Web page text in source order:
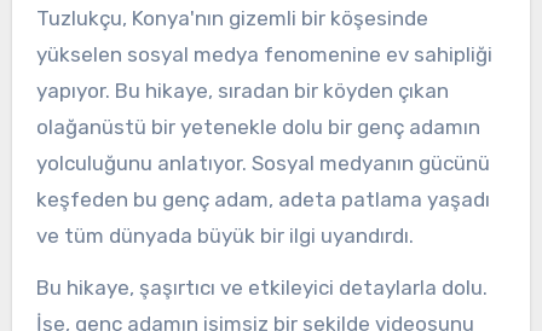
Tuzlukçu, Konya'nın gizemli bir köşesinde
yükselen sosyal medya fenomenine ev sahipliği
yapıyor. Bu hikaye, sıradan bir köyden çıkan
olağanüstü bir yetenekle dolu bir genç adamın
yolculuğunu anlatıyor. Sosyal medyanın gücünü
keşfeden bu genç adam, adeta patlama yaşadı
ve tüm dünyada büyük bir ilgi uyandırdı.
Bu hikaye, şaşırtıcı ve etkileyici detaylarla dolu.
İşe, genç adamın isimsiz bir şekilde videosunu